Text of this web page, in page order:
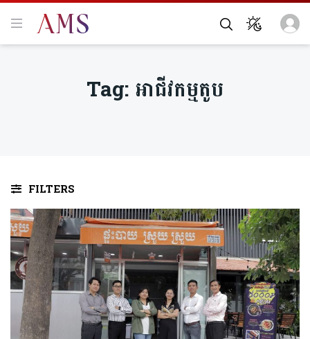
Tag:អាជីវកម្មតូប
FILTERS